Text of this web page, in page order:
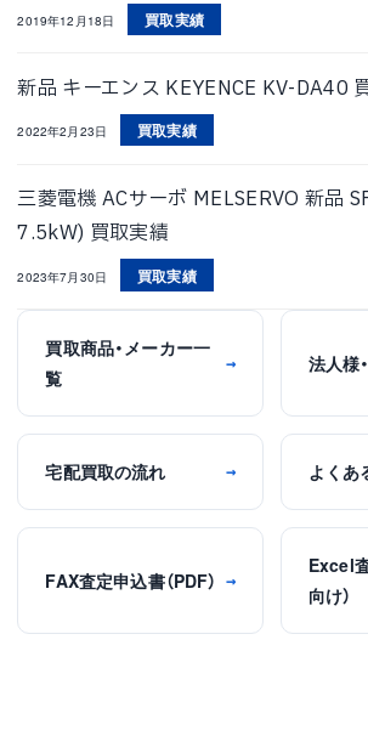
2019年12月18日 買取実績
新品 キーエンス KEYENCE KV-DA40
2022年2月23日 買取実績
三菱電機 ACサーボ MELSERVO 新品
7.5kW) 買取実績
2023年7月30日 買取実績
買取商品・メーカー一
覧
→ 法人様
宅配買取の流れ → よくあ
FAX査定申込書（PDF） →
Excel
向け）